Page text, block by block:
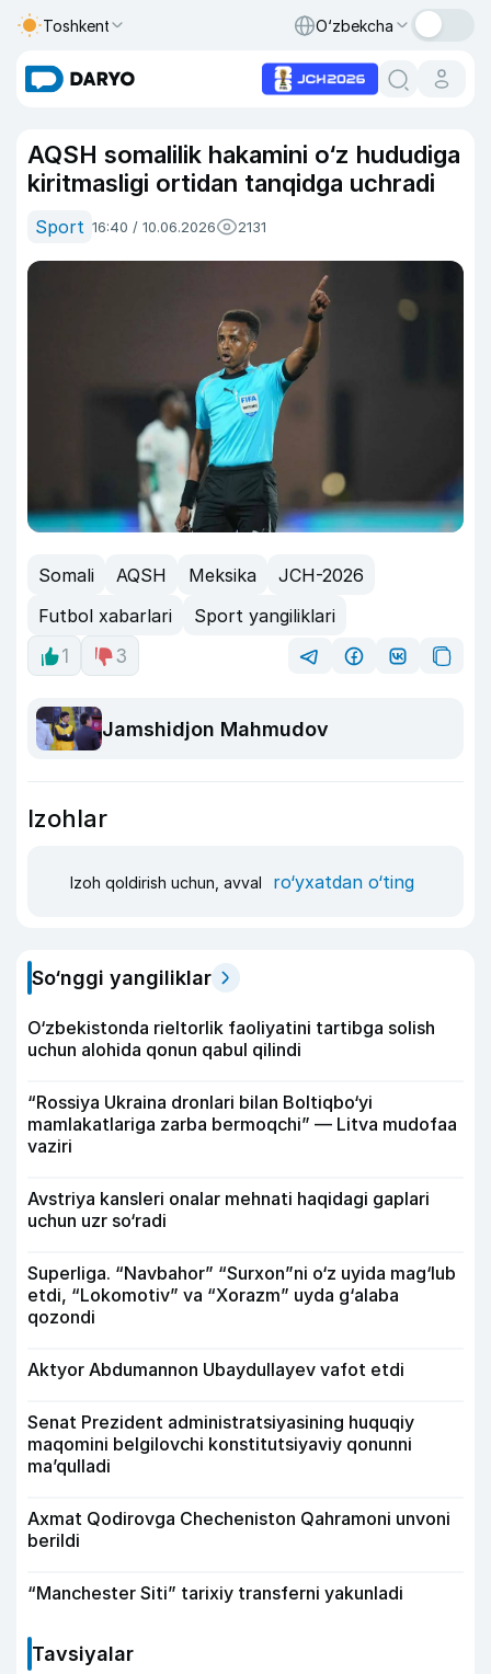
Toshkent O‘zbekcha
AQSH somalilik hakamini o‘z hududiga
kiritmasligi ortidan tanqidga uchradi
Sport 16:40 / 10.06.2026 2131
Somali AQSH Meksika
JCH-2026
Futbol xabarlari
Sport yangiliklari
1
3
Jamshidjon Mahmudov
Izohlar
Izoh qoldirish uchun, avval ro‘yxatdan o‘ting
So‘nggi yangiliklar
O‘zbekistonda rieltorlik faoliyatini tartibga solish
uchun alohida qonun qabul qilindi
“Rossiya Ukraina dronlari bilan Boltiqbo‘yi
mamlakatlariga zarba bermoqchi” — Litva mudofaa
vaziri
Avstriya kansleri onalar mehnati haqidagi gaplari
uchun uzr so‘radi
Superliga. “Navbahor” “Surxon”ni o‘z uyida mag‘lub
etdi, “Lokomotiv” va “Xorazm” uyda g‘alaba
qozondi
Aktyor Abdu­mannon Ubaydullayev vafot etdi
Senat Prezident administratsiyasining huquqiy
maqomini belgilovchi konstitutsiyaviy qonunni
ma’qulladi
Axmat Qodirovga Checheniston Qahramoni unvoni
berildi
“Manchester Siti” tarixiy transferni yakunladi
Tavsiyalar